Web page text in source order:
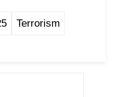
Terrorism